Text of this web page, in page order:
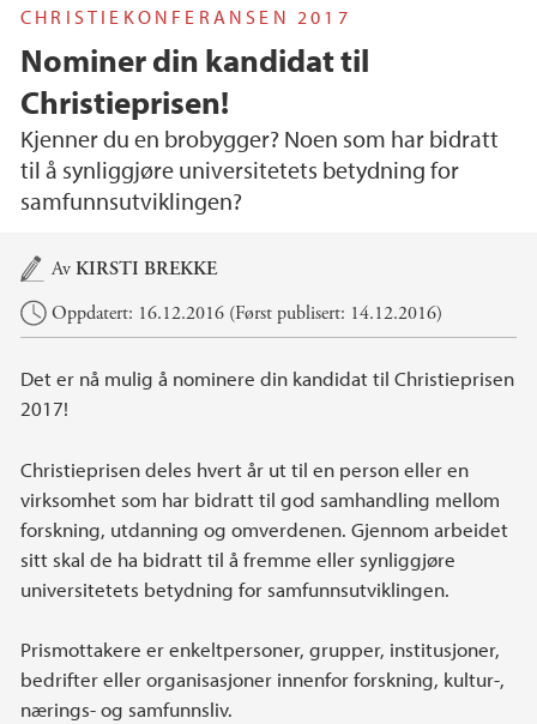
CHRISTIEKONFERANSEN 2017
Nominer din kandidat til
Christieprisen!
Kjenner du en brobygger? Noen som har bidratt
til å synliggjøre universitetets betydning for
samfunnsutviklingen?
Hovedinnhold
AvKIRSTI BREKKE
Oppdatert: 16.12.2016 (Først publisert: 14.12.2016)
Det er nå mulig å nominere din kandidat til Christieprisen
2017!
Christieprisen deles hvert år ut til en person eller en
virksomhet som har bidratt til god samhandling mellom
forskning, utdanning og omverdenen. Gjennom arbeidet
sitt skal de ha bidratt til å fremme eller synliggjøre
universitetets betydning for samfunnsutviklingen.
Prismottakere er enkeltpersoner, grupper, institusjoner,
bedrifter eller organisasjoner innenfor forskning, kultur-,
nærings- og samfunnsliv.